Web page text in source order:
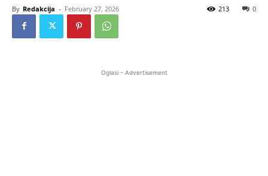
By Redakcija - February 27, 2026 0
213
Oglasi - Advertisement